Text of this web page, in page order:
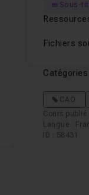
Sous-
Fichiers
Catégories
CAO
Cours
Langue :
ID : 58431